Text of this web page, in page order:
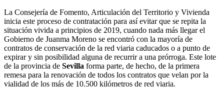
La Consejería de Fomento, Articulación del Territorio y Vivienda
inicia este proceso de contratación para así evitar que se repita la
situación vivida a principios de 2019, cuando nada más llegar el
Gobierno de Juanma Moreno se encontró con la mayoría de
contratos de conservación de la red viaria caducados o a punto de
expirar y sin posibilidad alguna de recurrir a una prórroga. Este lote
de la provincia de Sevilla forma parte, de hecho, de la primera
remesa para la renovación de todos los contratos que velan por la
vialidad de los más de 10.500 kilómetros de red viaria.